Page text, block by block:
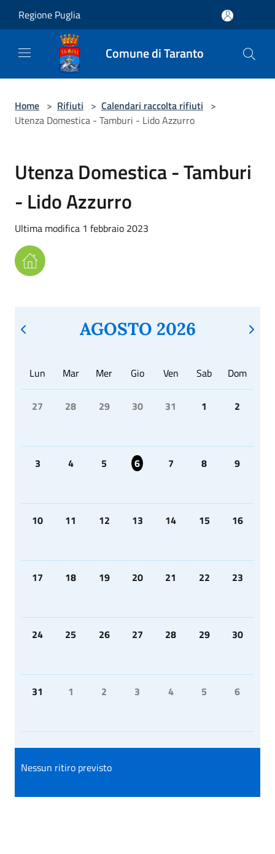
Regione Puglia
Comune di Taranto
Home > Rifiuti > Calendari raccolta rifiuti >
Utenza Domestica - Tamburi - Lido Azzurro
Utenza Domestica - Tamburi
- Lido Azzurro
Ultima modifica 1 febbraio 2023
AGOSTO 2026
Lun Mar Mer Gio Ven Sab Dom
27 28 29 30 31 1 2
3 4 5 6 7 8 9
10 11 12 13 14 15 16
17 18 19 20 21 22 23
24 25 26 27 28 29 30
31 1 2 3 4 5 6
Nessun ritiro previsto